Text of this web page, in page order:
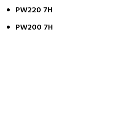
PW220 7H
PW200 7H